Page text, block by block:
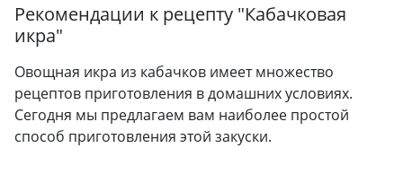
Рекомендации к рецепту "Кабачковая
икра"
Овощная икра из кабачков имеет множество
рецептов приготовления в домашних условиях.
Сегодня мы предлагаем вам наиболее простой
способ приготовления этой закуски.